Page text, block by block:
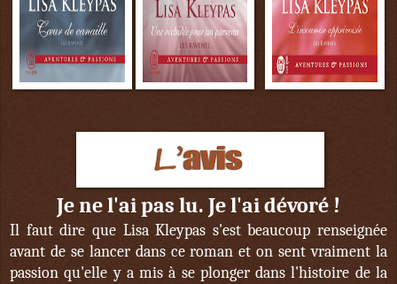
Je ne l'ai pas lu. Je l'ai dévoré !
Il faut dire que Lisa Kleypas s'est beaucoup renseignée
avant de se lancer dans ce roman et on sent vraiment la
passion qu'elle y a mis à se plonger dans l'histoire de la